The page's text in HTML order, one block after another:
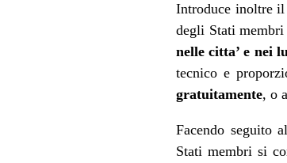
Introduce inoltre il
degli Stati
nelle citta’ e nei
tecnico e
gratuitamente, o
Facendo seguito
Stati membri si